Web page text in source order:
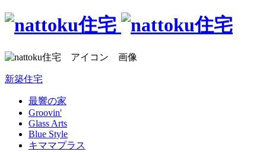
新築住宅
最響の家
Groovin'
Glass Arts
Blue Style
キママプラス